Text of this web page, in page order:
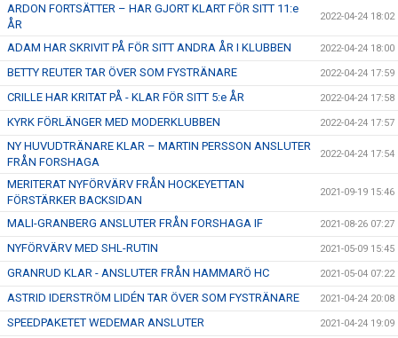
ARDON FORTSÄTTER – HAR GJORT KLART FÖR SITT 11:e
ÅR
2022-04-24 18:02
ADAM HAR SKRIVIT PÅ FÖR SITT ANDRA ÅR I KLUBBEN 2022-04-24 18:00
BETTY REUTER TAR ÖVER SOM FYSTRÄNARE 2022-04-24 17:59
CRILLE HAR KRITAT PÅ - KLAR FÖR SITT 5:e ÅR 2022-04-24 17:58
KYRK FÖRLÄNGER MED MODERKLUBBEN 2022-04-24 17:57
NY HUVUDTRÄNARE KLAR – MARTIN PERSSON ANSLUTER
FRÅN FORSHAGA
2022-04-24 17:54
MERITERAT NYFÖRVÄRV FRÅN HOCKEYETTAN
FÖRSTÄRKER BACKSIDAN
2021-09-19 15:46
MALI-GRANBERG ANSLUTER FRÅN FORSHAGA IF 2021-08-26 07:27
NYFÖRVÄRV MED SHL-RUTIN 2021-05-09 15:45
GRANRUD KLAR - ANSLUTER FRÅN HAMMARÖ HC 2021-05-04 07:22
ASTRID IDERSTRÖM LIDÉN TAR ÖVER SOM FYSTRÄNARE 2021-04-24 20:08
SPEEDPAKETET WEDEMAR ANSLUTER 2021-04-24 19:09